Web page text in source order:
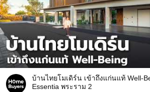
บ้านไทยโมเดิร์น เข้าถึงแก่นแท้ Well-
Essentia พระราม 2